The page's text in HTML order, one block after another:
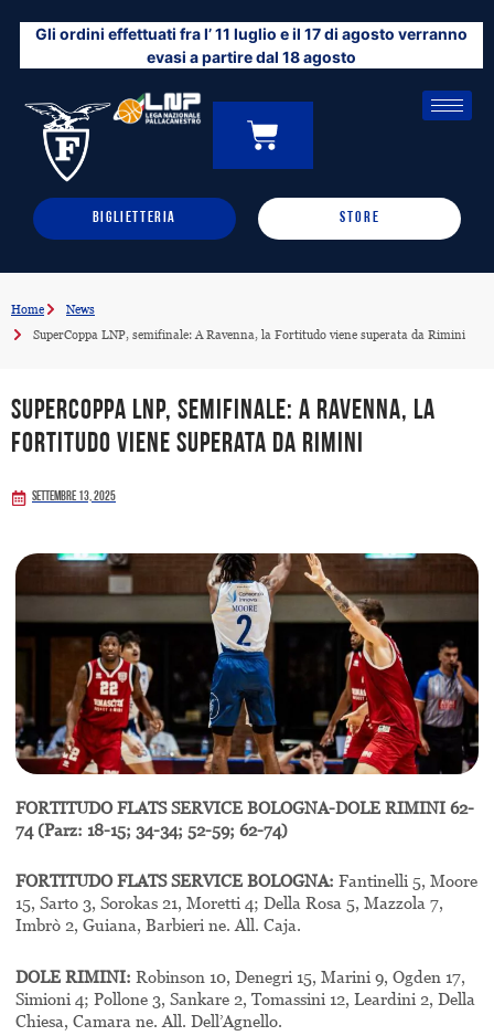
contenuto
Gli ordini effettuati fra l’ 11 luglio e il 17 di agosto verranno
evasi a partire dal 18 agosto
0
CARRELLO
BIGLIETTERIA STORE
Home
News
SuperCoppa LNP, semifinale: A Ravenna, la Fortitudo viene superata da Rimini
SuperCoppa LNP, semifinale: A Ravenna, la
Fortitudo viene superata da Rimini
Settembre 13, 2025
FORTITUDO FLATS SERVICE BOLOGNA-DOLE RIMINI 62-
74 (Parz: 18-15; 34-34; 52-59; 62-74)
FORTITUDO FLATS SERVICE BOLOGNA: Fantinelli 5, Moore
15, Sarto 3, Sorokas 21, Moretti 4; Della Rosa 5, Mazzola 7,
Imbrò 2, Guiana, Barbieri ne. All. Caja.
DOLE RIMINI: Robinson 10, Denegri 15, Marini 9, Ogden 17,
Simioni 4; Pollone 3, Sankare 2, Tomassini 12, Leardini 2, Della
Chiesa, Camara ne. All. Dell’Agnello.